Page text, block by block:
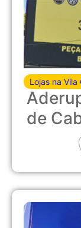
Lojas na Vila
de